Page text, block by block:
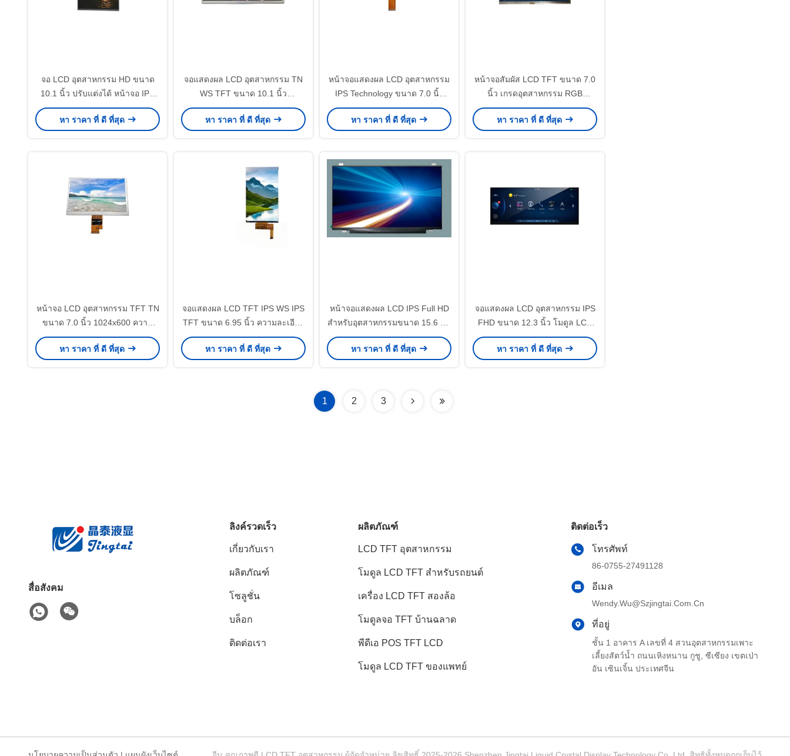
จอ LCD อุตสาหกรรม HD ขนาด
10.1 นิ้ว ปรับแต่งได้ หน้าจอ IPS
LCD 800x1280 พิกเซล
หา ราคา ที่ ดี ที่สุด
จอแสดงผล LCD อุตสาหกรรม TN
WS TFT ขนาด 10.1 นิ้ว
1024x600 อินเทอร์เฟซ MIPI หน้า
จอสัมผัส CTP
หา ราคา ที่ ดี ที่สุด
หน้าจอแสดงผล LCD อุตสาหกรรม
IPS Technology ขนาด 7.0 นิ้ว
ความละเอียด 1024x600 พิกเซล
หา ราคา ที่ ดี ที่สุด
หน้าจอสัมผัส LCD TFT ขนาด 7.0
นิ้ว เกรดอุตสาหกรรม RGB
Interface ความละเอียด 800x480
TN WV TFT
หา ราคา ที่ ดี ที่สุด
หน้าจอ LCD อุตสาหกรรม TFT TN
ขนาด 7.0 นิ้ว 1024x600 ความ
หนา 3.45 มม. ความสว่างหลาย
ระดับ
หา ราคา ที่ ดี ที่สุด
จอแสดงผล LCD TFT IPS WS IPS
TFT ขนาด 6.95 นิ้ว ความละเอียด
สูง พร้อมหน้าจอสัมผัสแบบ
Capacitive
หา ราคา ที่ ดี ที่สุด
หน้าจอแสดงผล LCD IPS Full HD
สำหรับอุตสาหกรรมขนาด 15.6 นิ้ว
1920x1080 ความสว่าง 500cd/M2
หา ราคา ที่ ดี ที่สุด
จอแสดงผล LCD อุตสาหกรรม IPS
FHD ขนาด 12.3 นิ้ว โมดูล LCD
ความละเอียดสูง 1920×720
หา ราคา ที่ ดี ที่สุด
1 2 3
สื่อสังคม
ลิงค์รวดเร็ว
เกี่ยวกับเรา
ผลิตภัณฑ์
โซลูชั่น
บล็อก
ติดต่อเรา
ผลิตภัณฑ์
LCD TFT อุตสาหกรรม
โมดูล LCD TFT สําหรับรถยนต์
เครื่อง LCD TFT สองล้อ
โมดูลจอ TFT บ้านฉลาด
พีดีเอ POS TFT LCD
โมดูล LCD TFT ของแพทย์
ติดต่อเร็ว
โทรศัพท์
86-0755-27491128
อีเมล
Wendy.wu@szjingtai.com.cn
ที่อยู่
ชั้น 1 อาคาร A เลขที่ 4 สวนอุตสาหกรรมเพาะ
เลี้ยงสัตว์น้ำ ถนนเหิงหนาน กูชู, ซีเซียง เขตเป่า
อัน เซินเจิ้น ประเทศจีน